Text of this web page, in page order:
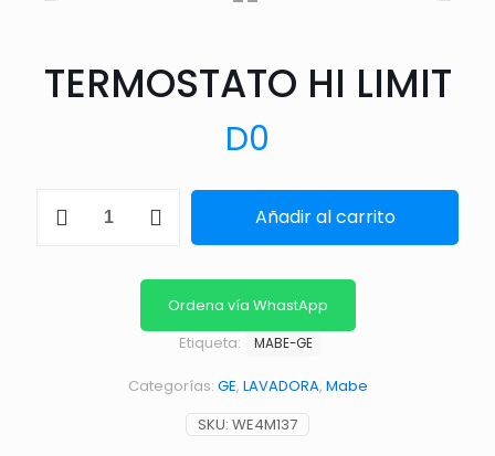
TERMOSTATO HI LIMIT
D0
Añadir al carrito
Ordena vía WhastApp
SKU: WE4M137
Categorías: GE, LAVADORA, Mabe
Etiqueta: MABE-GE